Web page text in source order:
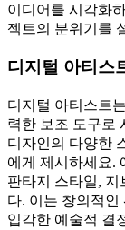
이디어를 시각화
젝트의 분위기를
디지털 아티스
디지털 아티스트
력한 보조 도구로
디자인의 다양한
에게 제시하세요.
판타지 스타일, 지
다. 이는 창의적인
입각한 예술적 결